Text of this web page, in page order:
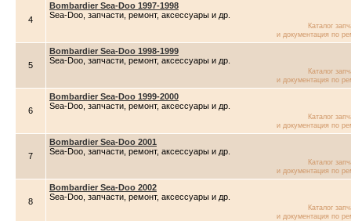
4
Bombardier Sea-Doo 1997-1998
Sea-Doo, запчасти, ремонт, аксессуары и др.
Каталог
и документация по
5
Bombardier Sea-Doo 1998-1999
Sea-Doo, запчасти, ремонт, аксессуары и др.
Каталог
и документация по
6
Bombardier Sea-Doo 1999-2000
Sea-Doo, запчасти, ремонт, аксессуары и др.
Каталог
и документация по
7
Bombardier Sea-Doo 2001
Sea-Doo, запчасти, ремонт, аксессуары и др.
Каталог
и документация по
8
Bombardier Sea-Doo 2002
Sea-Doo, запчасти, ремонт, аксессуары и др.
Каталог
и документация по